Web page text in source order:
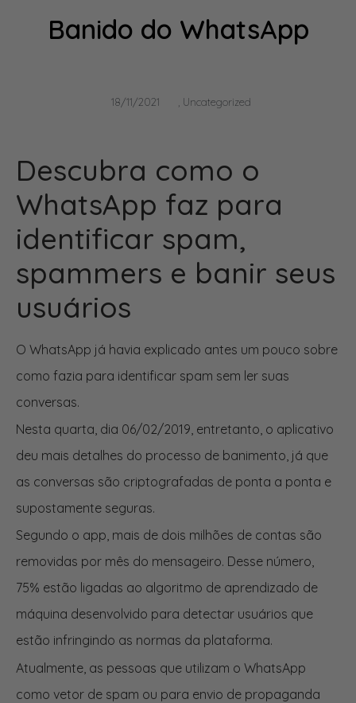
Banido do WhatsApp
18/11/2021 Uncategorized
Descubra como o
WhatsApp faz para
identificar spam,
spammers e banir seus
usuários
O WhatsApp já havia explicado antes um pouco sobre
como fazia para identificar spam sem ler suas
conversas.
Nesta quarta, dia 06/02/2019, entretanto, o aplicativo
deu mais detalhes do processo de banimento, já que
as conversas são criptografadas de ponta a ponta e
supostamente seguras.
Segundo o app, mais de dois milhões de contas são
removidas por mês do mensageiro. Desse número,
75% estão ligadas ao algoritmo de aprendizado de
máquina desenvolvido para detectar usuários que
estão infringindo as normas da plataforma.
Atualmente, as pessoas que utilizam o WhatsApp
como vetor de spam ou para envio de propaganda